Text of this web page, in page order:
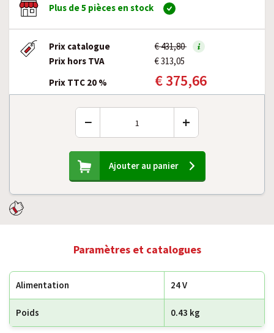
Plus de 5 pièces en stock
Prix catalogue
€ 431,80
Prix hors TVA
€ 313,05
Prix TTC 20 %
€ 375,66
− +
Ajouter au panier
Paramètres et catalogues
Alimentation 24 V
Poids 0.43 kg